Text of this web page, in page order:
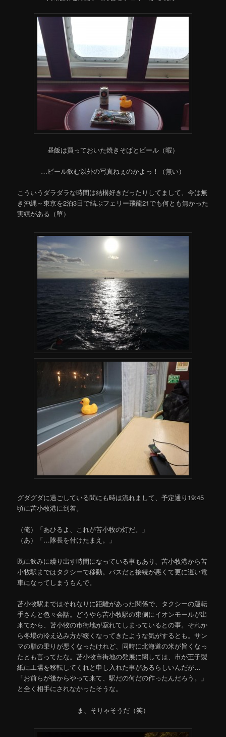
昼飯は買っておいた焼きそばとビール（暇）
…ビール飲む以外の写真ねぇのかよっ！（無い）
こういうダラダラな時間は結構好きだったりしてまして、今は無
き沖縄～東京を2泊3日で結ぶフェリー飛龍21でも何とも無かった
実績がある（堕）
グダグダに過ごしている間にも時は流れまして、予定通り19:45
頃に苫小牧港に到着。
（俺）「あひるよ、これが苫小牧の灯だ。」
（あ）「…隊長を付けたまえ。」
既に飲みに繰り出す時間になっている事もあり、苫小牧港から苫
小牧駅まではタクシーで移動。バスだと接続が悪くて更に遅い電
車になってしまうもんで。
苫小牧駅まではそれなりに距離があった関係で、タクシーの運転
手さんと色々会話。どうやら苫小牧駅の東側にイオンモールが出
来てから、苫小牧の市街地が寂れてしまっているとの事。それか
ら冬場の冷え込み方が緩くなってきたような気がするとも。サン
マの脂の乗りが悪くなったけれど、同時に北海道の米が旨くなっ
たとも言ってたな。苫小牧市街地の発展に関しては、市が王子製
紙に工場を移転してくれと申し入れた事があるらしいんだが…
「お前らが後からやって来て、駅だの何だの作ったんだろう。」
と全く相手にされなかったそうな。
ま、そりゃそうだ（笑）